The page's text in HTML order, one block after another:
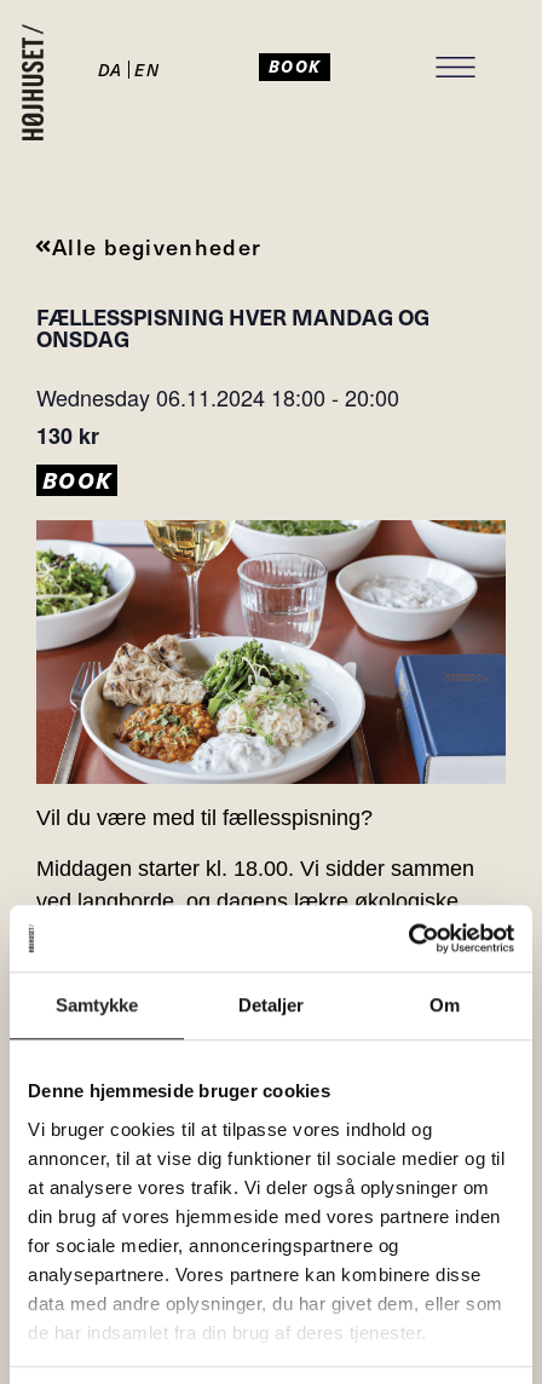
Samtykke Detaljer Om
Denne hjemmeside bruger cookies
Vi bruger cookies til at tilpasse vores indhold og
annoncer, til at vise dig funktioner til sociale medier og til
at analysere vores trafik. Vi deler også oplysninger om
din brug af vores hjemmeside med vores partnere inden
for sociale medier, annonceringspartnere og
analysepartnere. Vores partnere kan kombinere disse
data med andre oplysninger, du har givet dem, eller som
de har indsamlet fra din brug af deres tjenester.
DA EN BOOK
Alle begivenheder
FÆLLESSPISNING HVER MANDAG OG
ONSDAG
Wednesday 06.11.2024 18:00 - 20:00
130 kr
BOOK
Vil du være med til fællesspisning?
Middagen starter kl. 18.00. Vi sidder sammen
ved langborde, og dagens lækre økologiske
måltid deles fra store fade ved hvert bord.
brødet og til gengæld række salaten. Som var
BEMÆRK: Vi anbefaler, at du ankommer lidt
tidligere, så du kan nå at købe drikkevarer i
baren, inden middagen starter.
Dørene åbner allerede kl. 17, så har man lyst til
et glas i Pejsestuen, et slag bordtennis eller en
gåtur i vores spændende hus inden middagen,
er man mere end velkommen.
Det koster 130 kr. pr. voksen og 65 kr. pr. barn